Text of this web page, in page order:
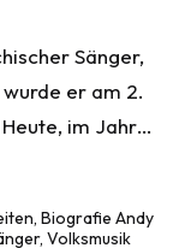
Sänger,
er am 2.
im Jahr…
,Biografie Andy
,Volksmusik